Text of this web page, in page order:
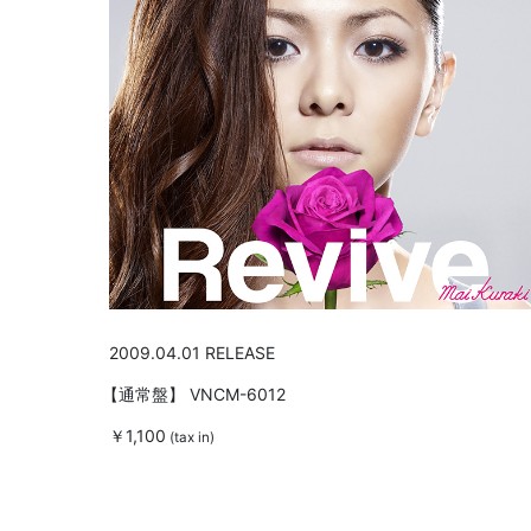
2009.04.01 RELEASE
【通常盤】 VNCM-6012
￥1,100 (tax in)